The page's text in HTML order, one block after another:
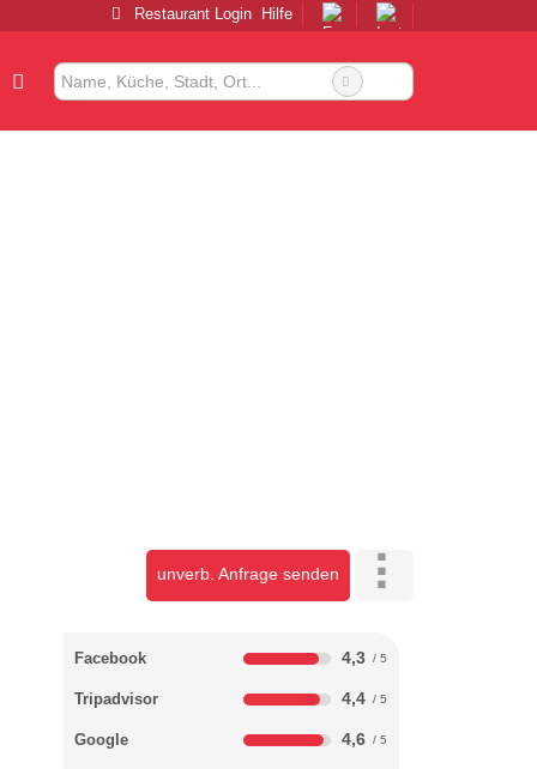
Restaurant Login Hilfe
unverb. Anfrage senden
Facebook 4,3
Tripadvisor 4,4
Google 4,6